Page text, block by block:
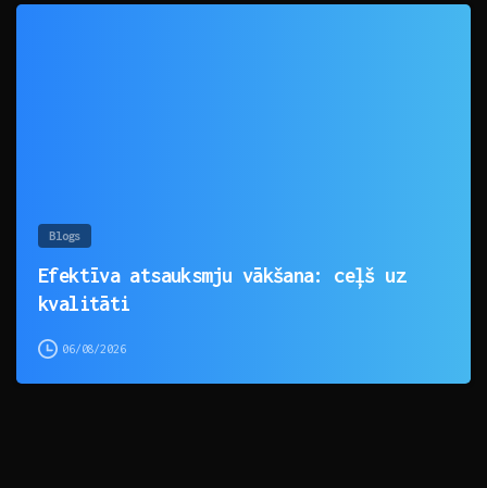
Blogs
Efektīva atsauksmju vākšana: ceļš uz
kvalitāti
06/08/2026